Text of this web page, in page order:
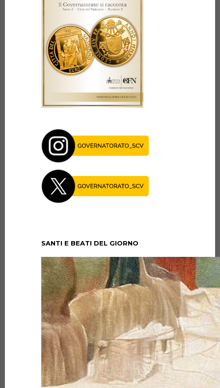
SANTI E BEATI DEL GIORNO